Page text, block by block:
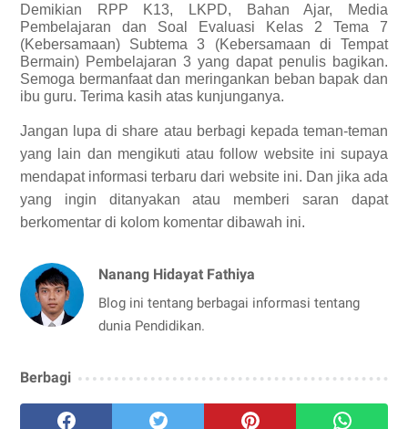
Demikian
RPP K13, LKPD, Bahan Ajar, Media
Pembelajaran dan Soal Evaluasi Kelas 2 Tema 7
(Kebersamaan) Subtema 3 (Kebersamaan di Tempat
Bermain) Pembelajaran 3 yang dapat penulis bagikan.
Semoga bermanfaat dan meringankan beban bapak dan
ibu guru. Terima kasih atas kunjunganya.
Jangan lupa di share atau berbagi kepada teman-teman
yang lain dan mengikuti atau follow website ini supaya
mendapat informasi terbaru dari website ini. Dan jika ada
yang ingin ditanyakan atau memberi saran dapat
berkomentar di kolom komentar dibawah ini.
Nanang Hidayat Fathiya
Blog ini tentang berbagai informasi tentang
dunia Pendidikan.
Berbagi